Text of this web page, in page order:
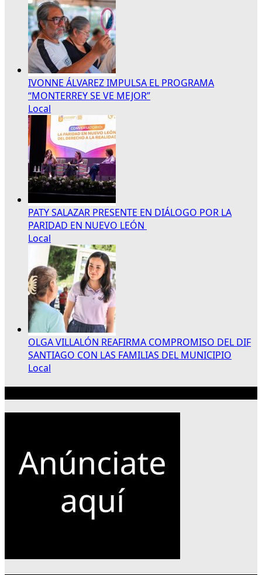
IVONNE ÁLVAREZ IMPULSA EL PROGRAMA
“MONTERREY SE VE MEJOR”
Local
PATY SALAZAR PRESENTE EN DIÁLOGO POR LA
PARIDAD EN NUEVO LEÓN
Local
OLGA VILLALÓN REAFIRMA COMPROMISO DEL DIF
SANTIAGO CON LAS FAMILIAS DEL MUNICIPIO
Local